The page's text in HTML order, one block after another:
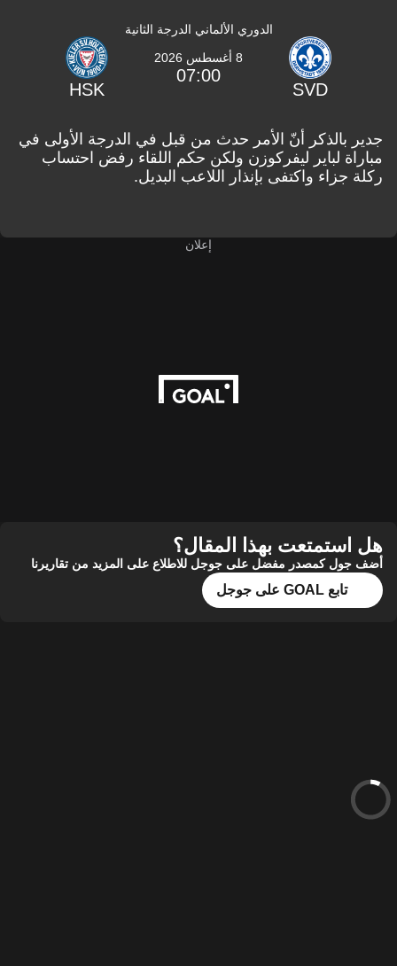
الدوري الألماني الدرجة الثانية
SVD
8 أغسطس 2026
07:00
HSK
جدير بالذكر أنّ الأمر حدث من قبل في الدرجة الأولى في
مباراة لباير ليفركوزن ولكن حكم اللقاء رفض احتساب
ركلة جزاء واكتفى بإنذار اللاعب البديل.
إعلان
هل استمتعت بهذا المقال؟
أضف جول كمصدر مفضل على جوجل للاطلاع على المزيد من تقاريرنا
تابع GOAL على جوجل